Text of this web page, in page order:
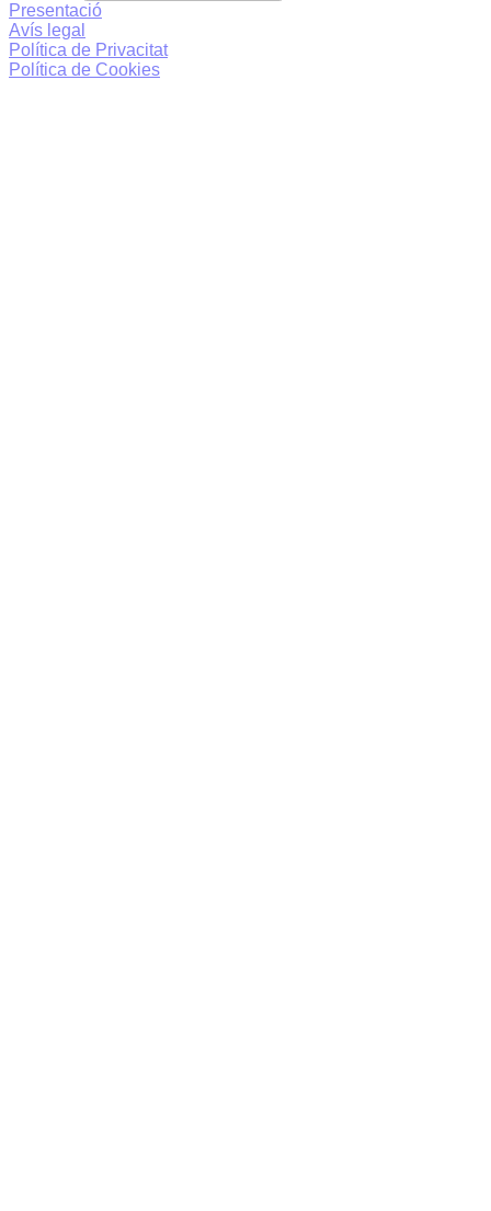
Presentació
Avís legal
Política de Privacitat
Política de Cookies